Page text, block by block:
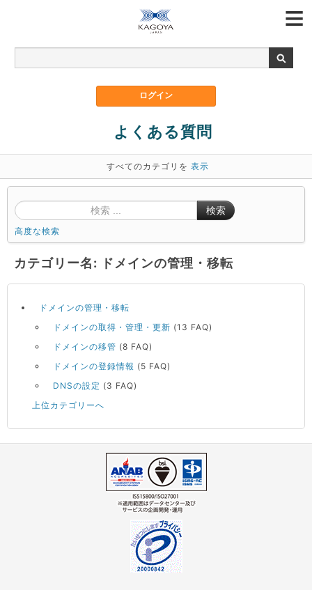
よくある質問
すべてのカテゴリを 表示
検索
高度な検索
カテゴリー名: ドメインの管理・移転
ドメインの管理・移転
ドメインの取得・管理・更新 (13 FAQ)
ドメインの移管 (8 FAQ)
ドメインの登録情報 (5 FAQ)
DNSの設定 (3 FAQ)
上位カテゴリーへ